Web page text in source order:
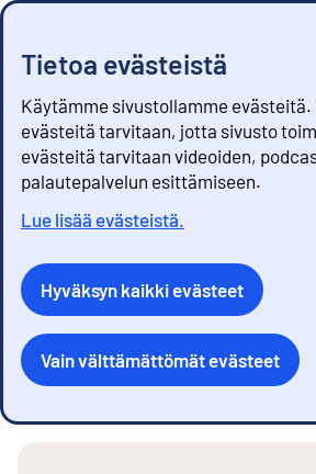
Tietoa evästeistä
Käytämme sivustollamme
evästeitä tarvitaan, jotta sivusto
evästeitä tarvitaan videoiden,
palautepalvelun esittämiseen.
Lue lisää evästeistä.
Hyväksyn kaikki evästeet
Vain välttämättömät evästeet